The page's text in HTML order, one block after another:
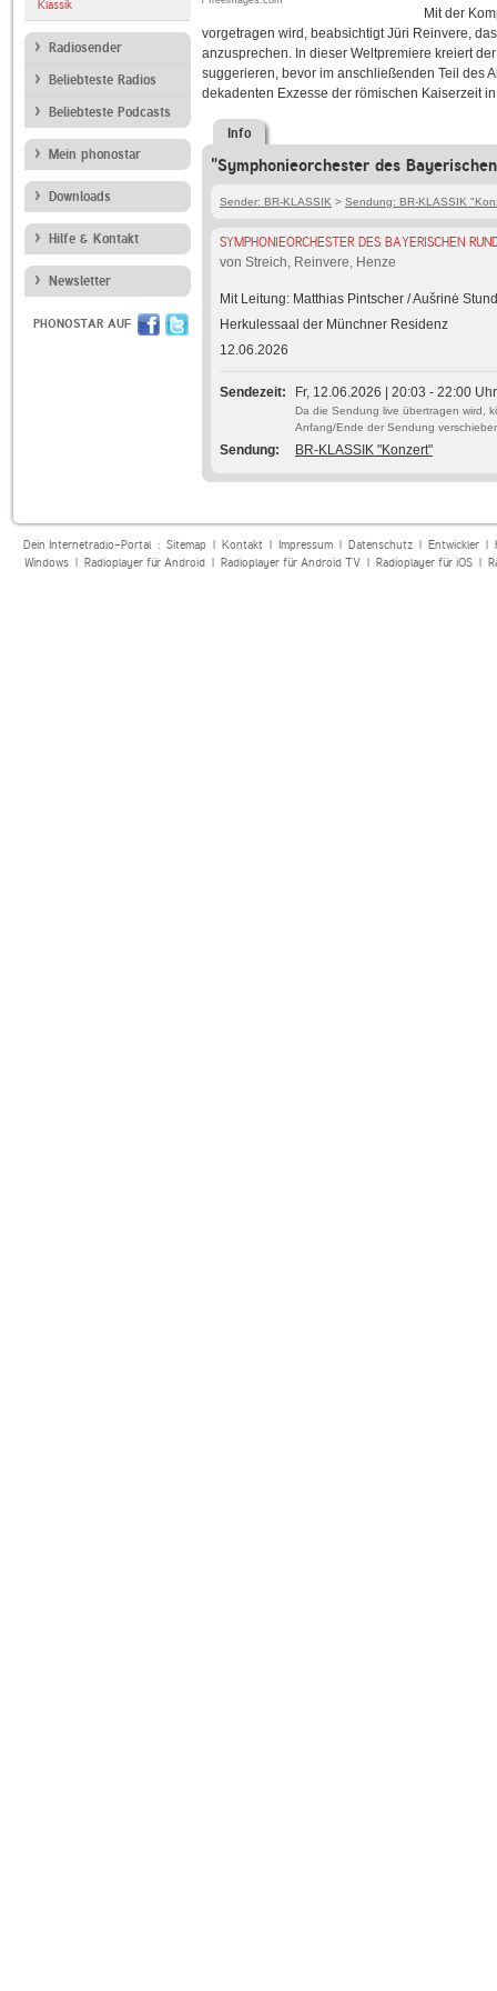
Klassik
Radiosender
Beliebteste Radios
Beliebteste Podcasts
Mein phonostar
Downloads
Hilfe & Kontakt
Newsletter
PHONOSTAR AUF
Mit der
vorgetragen wird, beabsichtigt Jüri Reinvere,
anzusprechen. In dieser Weltpremiere kreiert
suggerieren, bevor im anschließenden Teil des
dekadenten Exzesse der römischen Kaiserzeit
Info
"Symphonieorchester des
Sender: BR-KLASSIK > Sendung: BR-KLASSIK
SYMPHONIEORCHESTER DES BAYERISCHEN
von Streich, Reinvere, Henze
Mit Leitung: Matthias Pintscher / Aušrinė
Herkulessaal der Münchner Residenz
12.06.2026
Sendezeit Fr, 12.06.2026 | 20:03 - 22:00 Uhr
Da die Sendung live übertragen wird,
Anfang/Ende der Sendung
Sendung BR-KLASSIK "Konzert"
Dein Internetradio-Portal : Sitemap| Kontakt| Impressum| Datenschutz| Entwickler|
Windows| Radioplayer für Android| Radioplayer für Android TV| Radioplayer für iOS|